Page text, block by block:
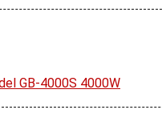
GB-4000S 4000W